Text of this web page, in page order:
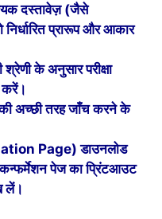
दस्तावेज़ (जैसे
निर्धारित प्रारूप और आकार
के अनुसार परीक्षा
की अच्छी तरह जाँच करने के
Page) डाउनलोड
पेज का प्रिंटआउट
लें।